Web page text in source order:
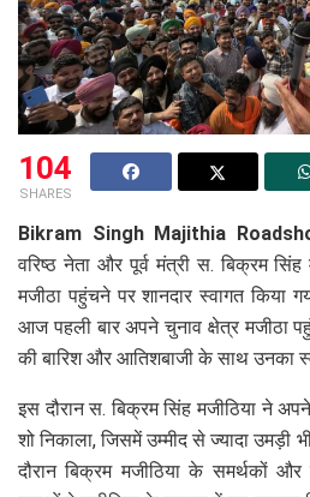
104
SHARES
Bikram Singh Majithia
वरिष्ठ नेता और पूर्व मंत्री स. बिक्रम
मजीठा पहुंचने पर शानदार स्वागत किया
आज पहली बार अपने चुनाव क्षेत्र मजीठा
की बारिश और आतिशबाजी के साथ उनका
इस दौरान स. बिक्रम सिंह मजीठिया ने
शो निकाला, जिसमें उम्मीद से ज्यादा उमड़ी
दौरान बिक्रम मजीठिया के समर्थकों